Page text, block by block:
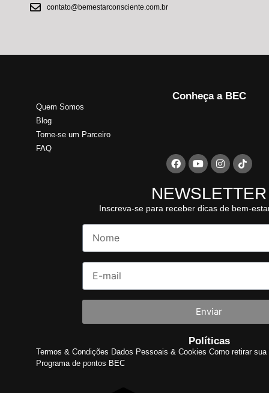
contato@bemestarconsciente.com.br
Conheça a BEC
Quem Somos
Blog
Torne-se um Parceiro
FAQ
NEWSLETTER
Inscreva-se para receber dicas de bem-
Enviar
Políticas
Termos & Condições Dados Pessoais & Cookies Como retirar
Programa de pontos BEC